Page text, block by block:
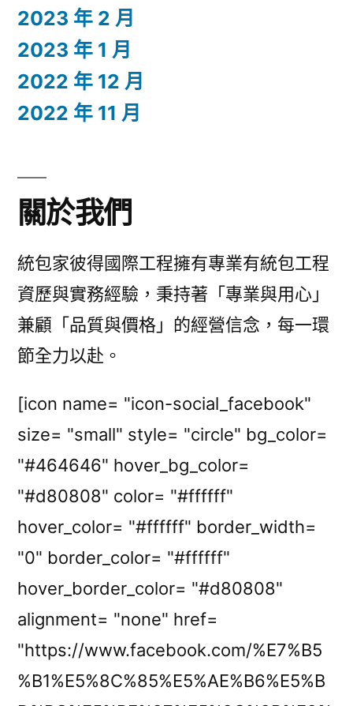
2023 年 2 月
2023 年 1 月
2022 年 12 月
2022 年 11 月
關於我們
統包家彼得國際工程擁有專業有統包工程
資歷與實務經驗，秉持著「專業與用心」
兼顧「品質與價格」的經營信念，每一環
節全力以赴。
[icon name= "icon-social_facebook"
size= "small" style= "circle" bg_color=
"#464646" hover_bg_color=
"#d80808" color= "#ffffff"
hover_color= "#ffffff" border_width=
"0" border_color= "#ffffff"
hover_border_color= "#d80808"
alignment= "none" href=
"https://www.facebook.com/%E7%B5
%B1%E5%8C%85%E5%AE%B6%E5%B